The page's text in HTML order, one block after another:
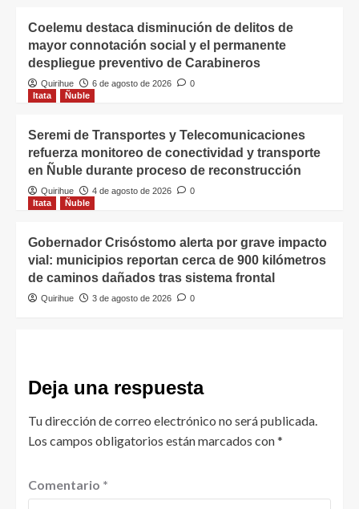
Coelemu destaca disminución de delitos de
mayor connotación social y el permanente
despliegue preventivo de Carabineros
Quirihue 6 de agosto de 2026
0
Itata
Ñuble
Seremi de Transportes y Telecomunicaciones
refuerza monitoreo de conectividad y transporte
en Ñuble durante proceso de reconstrucción
Quirihue 4 de agosto de 2026
0
Itata
Ñuble
Gobernador Crisóstomo alerta por grave impacto
vial: municipios reportan cerca de 900 kilómetros
de caminos dañados tras sistema frontal
Quirihue 3 de agosto de 2026 0
Deja una respuesta
Tu dirección de correo electrónico no será publicada.
Los campos obligatorios están marcados con*
Comentario *